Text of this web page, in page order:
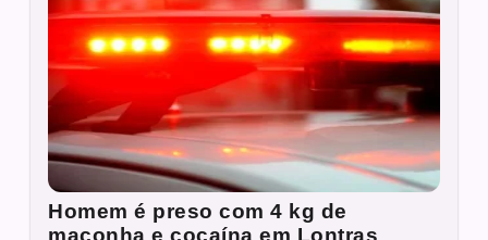
Homem é preso com 4 kg de
maconha e cocaína em Lontras